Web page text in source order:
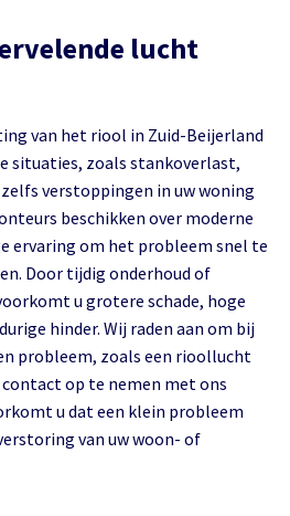
lucht
van het riool in Zuid-Beijerland
situaties, zoals stankoverlast,
verstoppingen in uw woning
beschikken over moderne
ervaring om het probleem snel te
Door tijdig onderhoud of
u grotere schade, hoge
hinder. Wij raden aan om bij
probleem, zoals een rioollucht
op te nemen met ons
u dat een klein probleem
van uw woon- of